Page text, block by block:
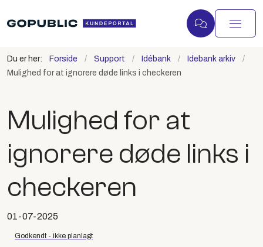
Du er her: Forside Support Idébank
Idebank arkiv
Mulighed for at ignorere døde links i checkeren
Mulighed for at
ignorere døde links i
checkeren
01-07-2025
Godkendt - ikke planlagt